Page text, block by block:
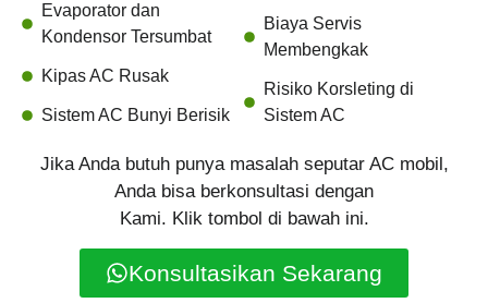
Evaporator dan
Kondensor Tersumbat
Kipas AC Rusak
Sistem AC Bunyi Berisik
Biaya Servis
Membengkak
Risiko Korsleting di
Sistem AC
Jika Anda butuh punya masalah seputar AC mobil,
Anda bisa berkonsultasi dengan
Kami. Klik tombol di bawah ini.
Konsultasikan Sekarang